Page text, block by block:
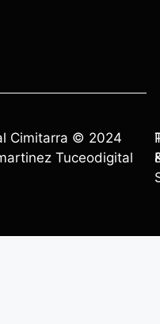
Cimitarra © 2024
Tuceodigital